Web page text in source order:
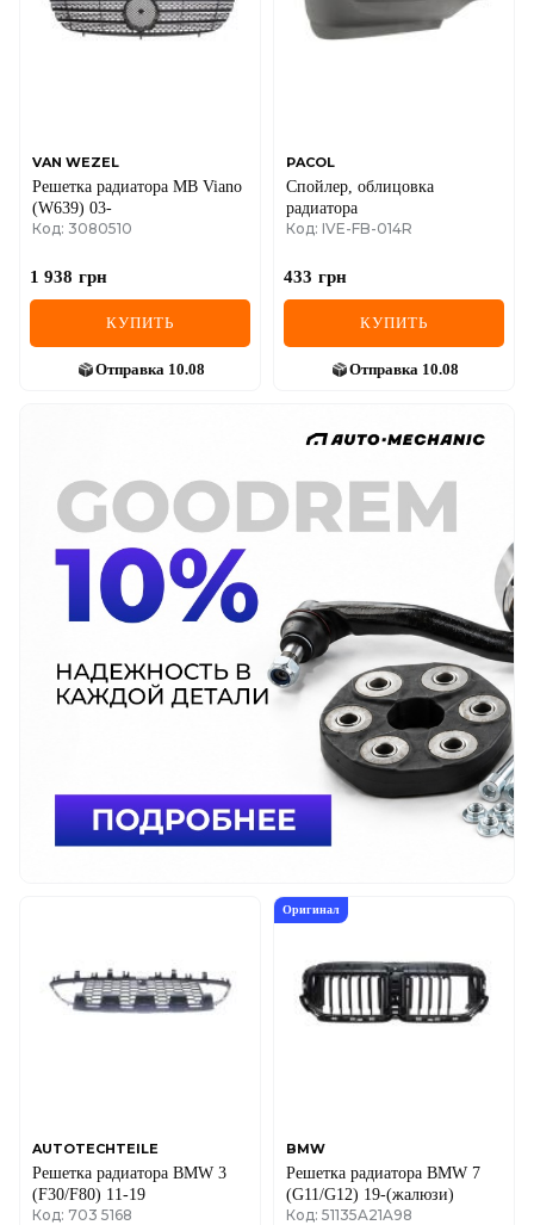
VAN WEZEL
Решетка радиатора MB Viano
(W639) 03-
Код: 3080510
1 938 грн
КУПИТЬ
Отправка 10.08
PACOL
Спойлер, облицовка
радиатора
Код: IVE-FB-014R
433 грн
КУПИТЬ
Отправка 10.08
AUTOTECHTEILE
Решетка радиатора BMW 3
(F30/F80) 11-19
Код: 703 5168
Оригинал
BMW
Решетка радиатора BMW 7
(G11/G12) 19-(жалюзи)
Код: 51135A21A98